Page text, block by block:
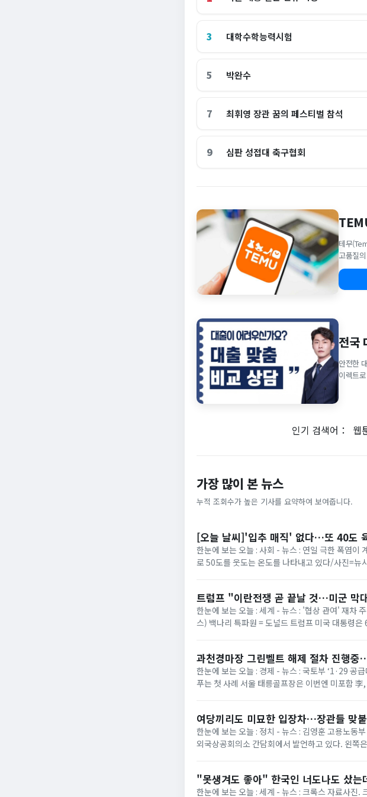
3 대학수학능력시험
5 박완수
7 최휘영 장관 꿈의 페스티벌 참석
9 심판 성접대 축구협회
테무
고품질
전국
안전한
이렉트로
인기 검색어： 웹
가장 많이 본 뉴스
누적 조회수가 높은 기사를 요약하여 보여줍니다.
[오늘 날씨]'입추 매직' 없다…또 40도
한눈에 보는 오늘 : 사회 - 뉴스 : 연일 극한 폭염이
로 50도를 웃도는 온도를 나타내고 있다/사진=뉴
트럼프 "이란전쟁 곧 끝날 것…미군 막
한눈에 보는 오늘 : 세계 - 뉴스 : '협상 관여' 재차
스) 백나리 특파원 = 도널드 트럼프 미국 대통령
과천경마장 그린벨트 해제 절차 진행
한눈에 보는 오늘 : 경제 - 뉴스 : 국토부 ‘1·29 공
푸는 첫 사례 서울 태릉골프장은 이번엔 미포함
여당끼리도 미묘한 입장차…장관들 맞
한눈에 보는 오늘 : 정치 - 뉴스 : 김영훈 고용노동
외국상공회의소 간담회에서 발언하고 있다. 왼쪽
"못생겨도 좋아" 한국인 너도나도 샀
한눈에 보는 오늘 : 세계 - 뉴스 : 크록스 자료사진.